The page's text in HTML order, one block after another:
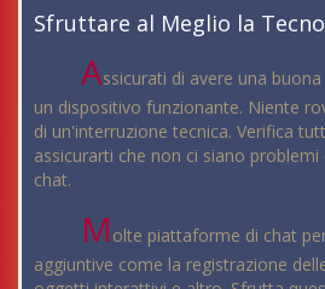
Sfruttare al Meglio la
Assicurati di avere una
un dispositivo funzionante. Niente
di un'interruzione tecnica. Verifica
assicurarti che non ci siano
chat.
M olte piattaforme di chat
aggiuntive come la registrazione